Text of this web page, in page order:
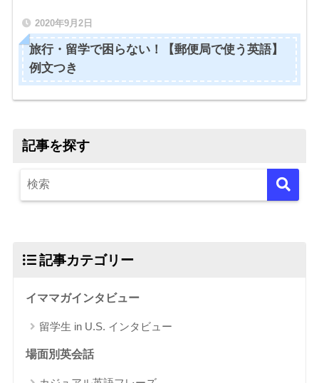
2020年9月2日
旅行・留学で困らない！【郵便局で使う英語】
例文つき
記事を探す
記事カテゴリー
イママガインタビュー
留学生 in U.S. インタビュー
場面別英会話